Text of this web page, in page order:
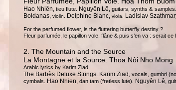
Hao Nhiên,tieu flute. Nguyên Lê, guitars, synths & samples.
Boldanas, violin. Delphine Blanc, viola. Ladislav
For the perfumed flower, is the fluttering butterfly destiny ?
Fleur parfumée, le papillon vole, flâne & puis s’en va : serait ce
2. The Mountain and the Source
La Montagne et la Source. Thoa Nôi Nho Mong
Arabic lyrics by Karim Ziad
The Barbès Deluxe Strings. Karim Ziad, vocals, gumbri
cymbals.
Hao Nhien, dan tam (fretless lute) Nguyên Lê,